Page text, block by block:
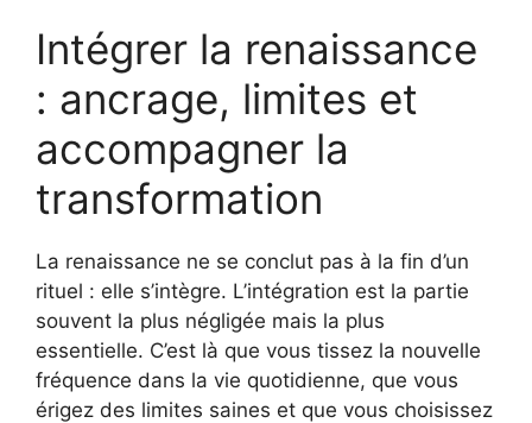
Intégrer la renaissance
: ancrage, limites et
accompagner la
transformation
La renaissance ne se conclut pas à la fin d’un
rituel : elle s’intègre. L’intégration est la partie
souvent la plus négligée mais la plus
essentielle. C’est là que vous tissez la nouvelle
fréquence dans la vie quotidienne, que vous
érigez des limites saines et que vous choisissez